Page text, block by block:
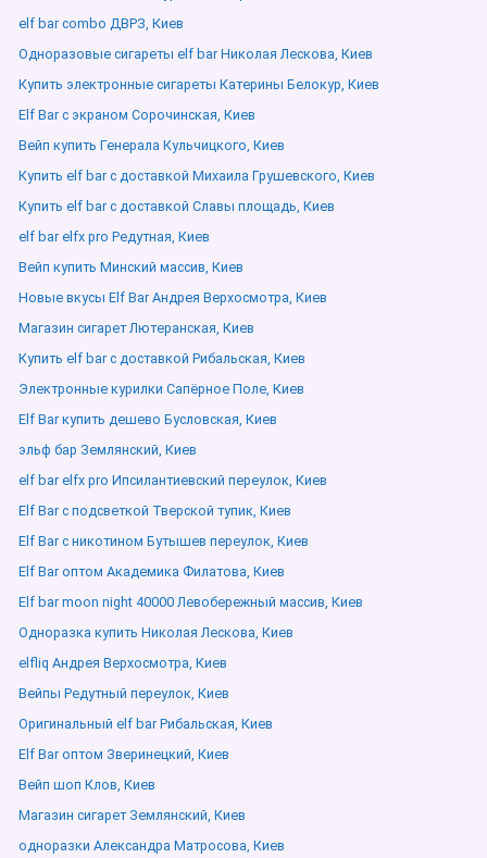
elf bar combo ДВРЗ, Киев
Одноразовые сигареты elf bar Николая Лескова, Киев
Купить электронные сигареты Катерины Белокур, Киев
Elf Bar с экраном Сорочинская, Киев
Вейп купить Генерала Кульчицкого, Киев
Купить elf bar с доставкой Михаила Грушевского, Киев
Купить elf bar с доставкой Славы площадь, Киев
elf bar elfx pro Редутная, Киев
Вейп купить Минский массив, Киев
Новые вкусы Elf Bar Андрея Верхосмотра, Киев
Магазин сигарет Лютеранская, Киев
Купить elf bar с доставкой Рибальская, Киев
Электронные курилки Сапёрное Поле, Киев
Elf Bar купить дешево Бусловская, Киев
эльф бар Землянский, Киев
elf bar elfx pro Ипсилантиевский переулок, Киев
Elf Bar с подсветкой Тверской тупик, Киев
Elf Bar с никотином Бутышев переулок, Киев
Elf Bar оптом Академика Филатова, Киев
Elf bar moon night 40000 Левобережный массив, Киев
Одноразка купить Николая Лескова, Киев
elfliq Андрея Верхосмотра, Киев
Вейпы Редутный переулок, Киев
Оригинальный elf bar Рибальская, Киев
Elf Bar оптом Зверинецкий, Киев
Вейп шоп Клов, Киев
Магазин сигарет Землянский, Киев
одноразки Александра Матросова, Киев